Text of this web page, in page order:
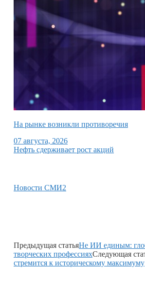
На рынке возникли противоречия
07 августа, 2026
Нефть сдерживает рост акций
Новости СМИ2
Предыдущая статьяНе ИИ единым:
творческих профессияхСледующая
стремится к историческому максимуму